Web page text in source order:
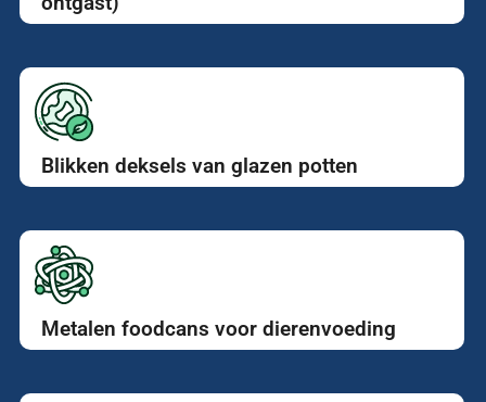
Blikken deksels van glazen potten
Metalen foodcans voor dierenvoeding